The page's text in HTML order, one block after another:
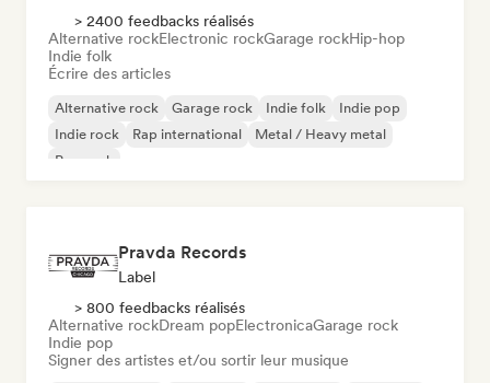
> 2400 feedbacks réalisés
Alternative rockElectronic rockGarage rockHip-hop
Indie folk
Écrire des articles
Alternative rock Garage rock Indie folk
Indie pop
Indie rock
Rap international
Metal / Heavy metal
Pop rock
Pravda Records
Label
> 800 feedbacks réalisés
Alternative rockDream popElectronicaGarage rock
Indie pop
Signer des artistes et/ou sortir leur musique